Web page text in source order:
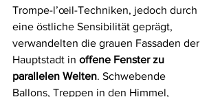
Trompe-l’œil-Techniken, jedoch durch
eine östliche Sensibilität geprägt,
verwandelten die grauen Fassaden der
Hauptstadt in offene Fenster zu
parallelen Welten. Schwebende
Ballons, Treppen in den Himmel,